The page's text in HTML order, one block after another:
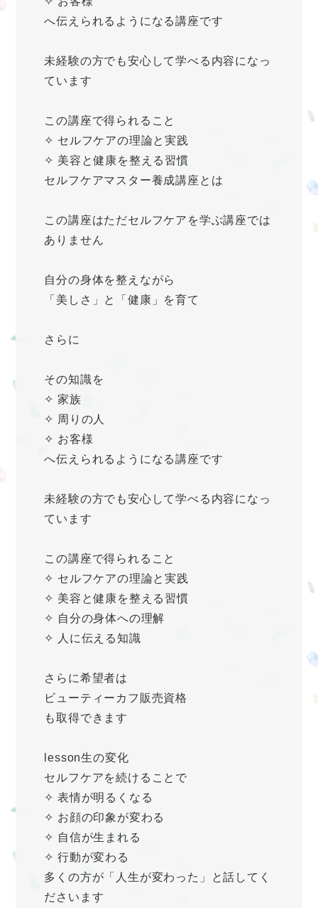
へ伝えられるようになる講座です
未経験の方でも安心して学べる内容になっ
ています
この講座で得られること
✧ セルフケアの理論と実践
✧ 美容と健康を整える習慣
セルフケアマスター養成講座とは
この講座はただセルフケアを学ぶ講座では
ありません
自分の身体を整えながら
「美しさ」と「健康」を育て
さらに
その知識を
✧ 家族
✧ 周りの人
✧ お客様
へ伝えられるようになる講座です
未経験の方でも安心して学べる内容になっ
ています
この講座で得られること
✧ セルフケアの理論と実践
✧ 美容と健康を整える習慣
✧ 自分の身体への理解
✧ 人に伝える知識
さらに希望者は
ビューティーカフ販売資格
も取得できます
lesson生の変化
セルフケアを続けることで
✧ 表情が明るくなる
✧ お顔の印象が変わる
✧ 自信が生まれる
✧ 行動が変わる
多くの方が「人生が変わった」と話してく
ださいます